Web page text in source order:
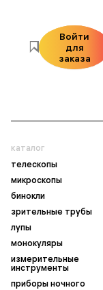
Войти
для
заказа
каталог
телескопы
микроскопы
бинокли
зрительные трубы
лупы
монокуляры
измерительные
инструменты
приборы ночного